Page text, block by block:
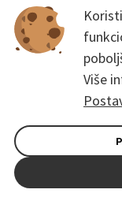
Više
bez čekanja u
Opći uvjeti ugovora za
Pravila zaštite
© 2026.